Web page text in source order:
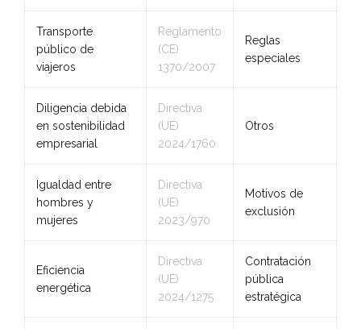
Transporte
público de
viajeros
Reglamento
(CE)
1370/2007
Reglas
especiales
Diligencia debida
en sostenibilidad
empresarial
Directiva
(UE)
2024/1760
Otros
Igualdad entre
hombres y
mujeres
Directiva
(UE)
2023/970
Motivos de
exclusión
Eficiencia
energética
Directiva
(UE)
2024/1275
Contratación
pública
estratégica